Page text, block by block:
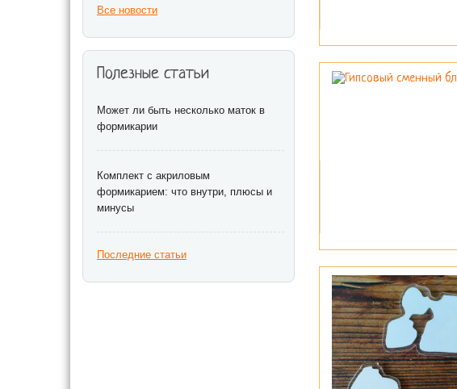
Все новости
Полезные статьи
Может ли быть несколько маток в
формикарии
Комплект с акриловым
формикарием: что внутри, плюсы и
минусы
Последние статьи